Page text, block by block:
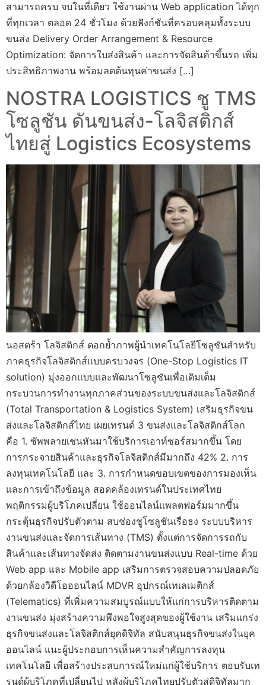
สามารถครบ จบในที่เดียว ใช้งานผ่าน Web application ได้ทุก
ที่ทุกเวลา ตลอด 24 ชั่วโมง ด้วยฟังก์ชันที่ครอบคลุมทั้งระบบ
ขนส่ง Delivery Order Arrangement & Resource
Optimization: จัดการใบส่งสินค้า และการจัดสินค้าขึ้นรถ เพิ่ม
ประสิทธิภาพงาน พร้อมลดต้นทุนค่าขนส่ง […]
NOSTRA LOGISTICS ชู TMS
โซลูชัน ดันขนส่ง-โลจิสติกส์
ไทยสู่ Logistics Ecosystems
นอสตร้า โลจิสติกส์ ตอกย้ำภาพผู้นำเทคโนโลยีโซลูชันสำหรับ
ภาคธุรกิจโลจิสติกส์แบบครบวงจร (One-Stop Logistics IT
solution) มุ่งออกแบบและพัฒนาโซลูชันเพื่อเติมเต็ม
กระบวนการทำงานทุกภาคส่วนของระบบขนส่งและโลจิสติกส์
(Total Transportation & Logistics System) เสริมธุรกิจขน
ส่งและโลจิสติกส์ไทย เผยเทรนด์ 3 ขนส่งและโลจิสติกส์โลก
คือ 1. ซัพพลายเชนหันมาใช้บริการเอาท์ซอร์สมากขึ้น โดย
การกระจายสินค้าและธุรกิจโลจิสติกส์มีมากถึง 42% 2. การ
ลงทุนเทคโนโลยี และ 3. การกำหนดขอบเขตของการมองเห็น
และการเข้าถึงข้อมูล สอดคล้องเทรนด์ในประเทศไทย
พฤติกรรมผู้บริโภคเปลี่ยน ใช้ออนไลน์แพลตฟอร์มมากขึ้น
กระตุ้นธุรกิจปรับตัวตาม สบช่องชูโซลูชันเรือธง ระบบบริหาร
งานขนส่งและจัดการเส้นทาง (TMS) ตั้งแต่การจัดการรถกับ
สินค้าและเส้นทางจัดส่ง ติดตามงานขนส่งแบบ Real-time ด้วย
Web app และ Mobile app เสริมการตรวจสอบความปลอดภัย
ด้วยกล้องวิดีโอออนไลน์ MDVR อุปกรณ์เทเลเมติกส์
(Telematics) ที่เพิ่มความสมบูรณ์แบบให้แก่การบริหารติดตาม
งานขนส่ง มุ่งสร้างความพึงพอใจสูงสุดของผู้ใช้งาน เสริมแกร่ง
ธุรกิจขนส่งและโลจิสติกส์ยุคดิจิทัล สนับสนุนธุรกิจขนส่งในยุค
ออนไลน์ แนะผู้ประกอบการเห็นความสำคัญการลงทุน
เทคโนโลยี เพื่อสร้างประสบการณ์ใหม่แก่ผู้ใช้บริการ ตอบรับเท
รนด์ผู้บริโภคที่เปลี่ยนไป หลังผู้บริโภคไทยปรับตัวสู่ดิจิทัลมาก